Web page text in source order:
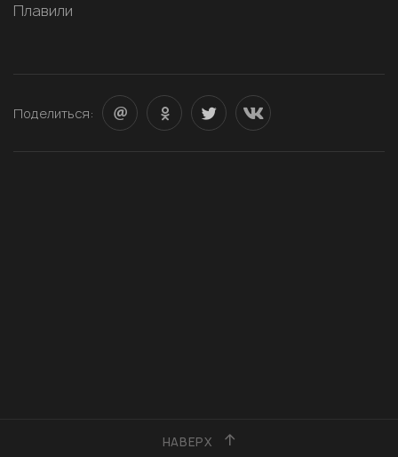
Плавили
Поделиться:
НАВЕРХ